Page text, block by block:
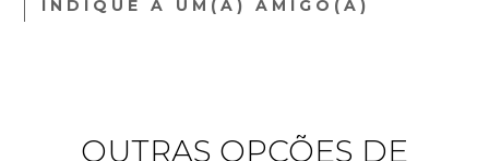
INDIQUE A UM(A) AMIGO(A)
OUTRAS OPÇÕES DE